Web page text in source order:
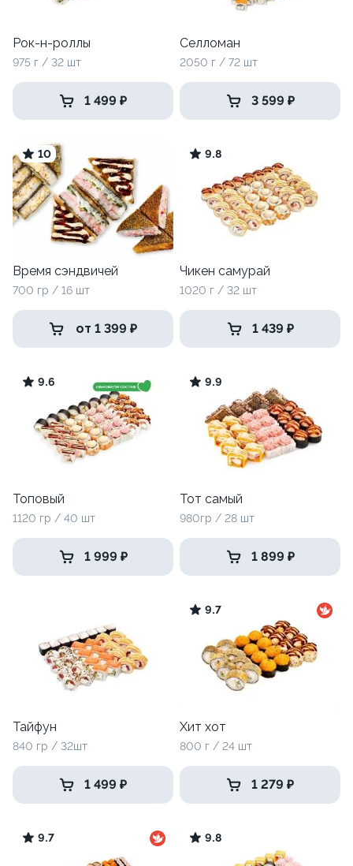
Рок-н-роллы
975 г / 32 шт
1 499 ₽
Селломан
2050 г / 72 шт
3 599 ₽
10
Время сэндвичей
700 гр / 16 шт
от 1 399 ₽
9.8
Чикен самурай
1020 г / 32 шт
1 439 ₽
9.6
Топовый
1120 гр / 40 шт
1 999 ₽
9.9
Тот самый
980гр / 28 шт
1 899 ₽
Тайфун
840 гр / 32шт
1 499 ₽
9.7
Хит хот
800 г / 24 шт
1 279 ₽
9.7 9.8